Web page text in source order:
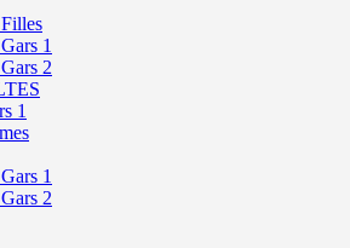
1
2
1
1
2